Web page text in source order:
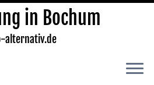
in Bochum
alternativ.de